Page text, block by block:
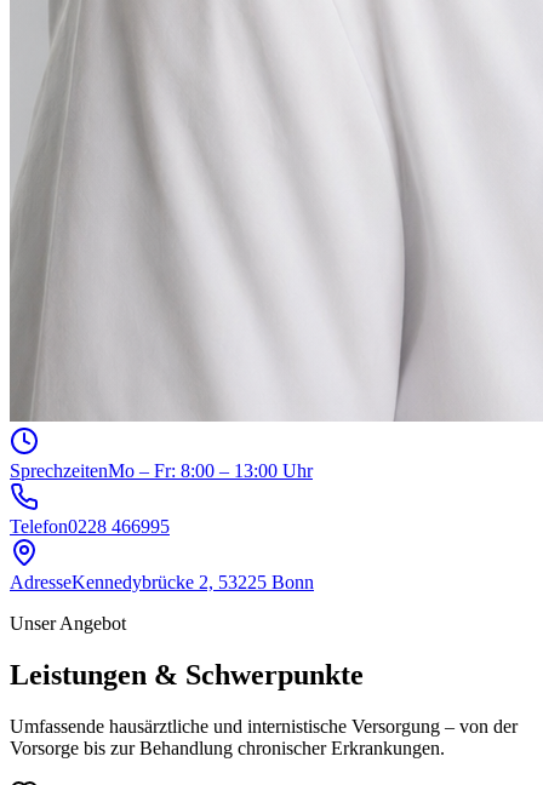
SprechzeitenMo – Fr: 8:00 – 13:00 Uhr
Telefon0228 466995
AdresseKennedybrücke 2, 53225 Bonn
Unser Angebot
Leistungen & Schwerpunkte
Umfassende hausärztliche und internistische Versorgung – von der
Vorsorge bis zur Behandlung chronischer Erkrankungen.